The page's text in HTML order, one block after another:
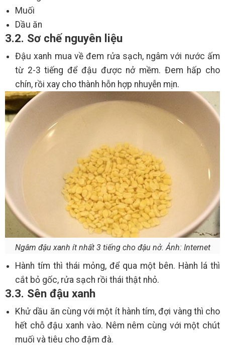
Muối
Dầu ăn
3.2. Sơ chế nguyên liệu
Đậu xanh mua về đem rửa sạch, ngâm với nước ấm
từ 2-3 tiếng để đậu được nở mềm. Đem hấp cho
chín, rồi xay cho thành hỗn hợp nhuyễn mịn.
Ngâm đậu xanh ít nhất 3 tiếng cho đậu nở. Ảnh: Internet
Hành tím thì thái mỏng, để qua một bên. Hành lá thì
cắt bỏ gốc, rửa sạch rồi thái thật nhỏ.
3.3. Sên đậu xanh
Khử dầu ăn cùng với một ít hành tím, đợi vàng thì cho
hết chỗ đậu xanh vào. Nêm nêm cùng với một chút
muối và tiêu cho đậm đà.